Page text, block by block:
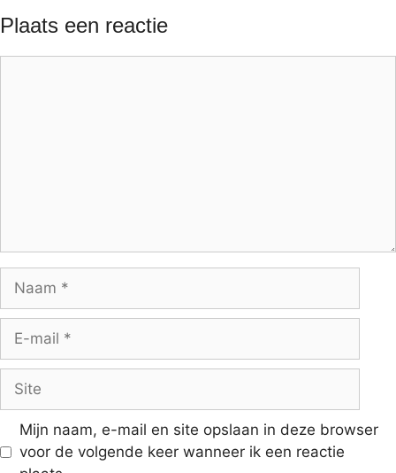
Plaats een reactie
Naam
Site
Mijn naam, e-mail en site opslaan in deze browser
voor de volgende keer wanneer ik een reactie